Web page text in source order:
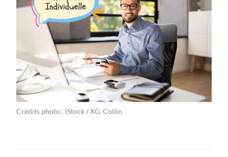
Crédits photo : iStock / XG. Collin